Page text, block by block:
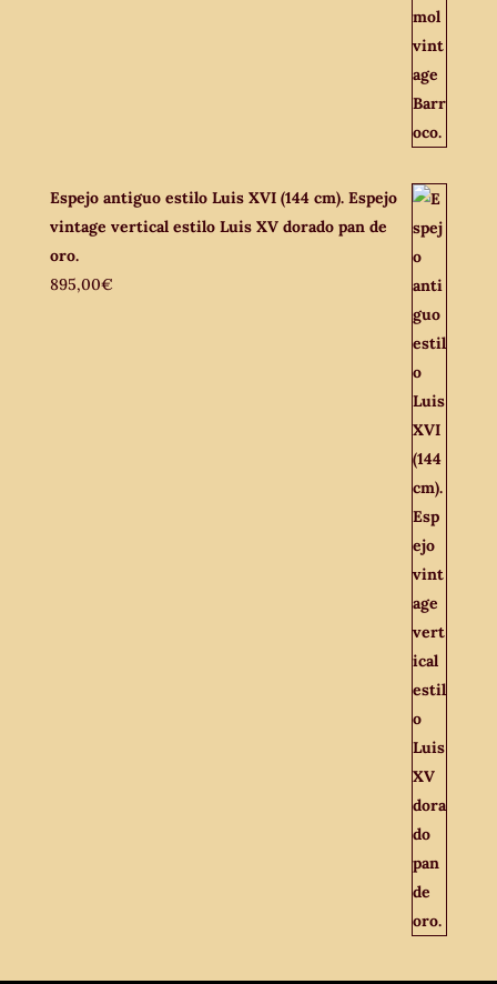
Espejo antiguo estilo Luis XVI (144 cm). Espejo
vintage vertical estilo Luis XV dorado pan de
oro.
895,00€